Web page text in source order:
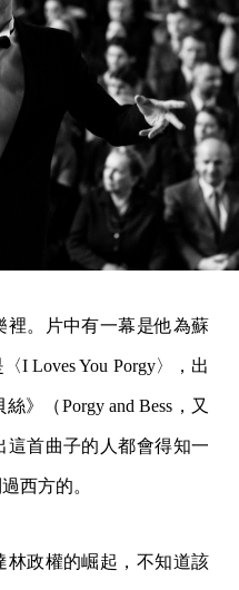
裡。片中有一幕是他為蘇
I Loves You Porgy〉，出
》（Porgy and Bess，又
首曲子的人都會得知一
西方的。
林政權的崛起，不知道該